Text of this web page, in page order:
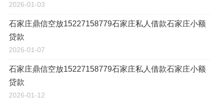
2026-01-03
石家庄鼎信空放15227158779石家庄私人借款石家庄小额
贷款
2026-01-07
石家庄鼎信空放15227158779石家庄私人借款石家庄小额
贷款
2026-01-12